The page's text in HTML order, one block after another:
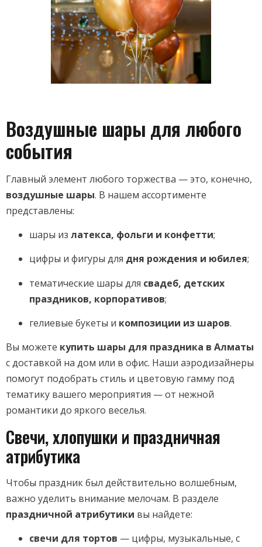
Воздушные шары для любого
события
Главный элемент любого торжества — это, конечно,
воздушные шары. В нашем ассортименте
представлены:
шары из латекса, фольги и конфетти;
цифры и фигуры для дня рождения и юбилея;
тематические шары для свадеб, детских
праздников, корпоративов;
гелиевые букеты и композиции из шаров.
Вы можете купить шары для праздника в Алматы
с доставкой на дом или в офис. Наши аэродизайнеры
помогут подобрать стиль и цветовую гамму под
тематику вашего мероприятия — от нежной
романтики до яркого веселья.
Свечи, хлопушки и праздничная
атрибутика
Чтобы праздник был действительно волшебным,
важно уделить внимание мелочам. В разделе
праздничной атрибутики вы найдете:
свечи для тортов — цифры, музыкальные, с